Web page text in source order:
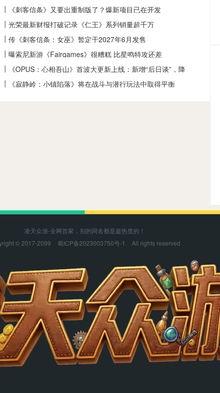
《刺客信条》又要出重制版了？爆新项目已在开发
光荣最新财报打破记录《仁王》系列销量超千万
传《刺客信条：女巫》暂定于2027年6月发售
曝索尼新游《Fairgames》很糟糕 比星鸣特攻还差
《OPUS：心相吾山》首波大更新上线：新增“后日谈”，降
《寂静岭：小镇陷落》将在战斗与潜行玩法中取得平衡
凌天众游-全网首家，别的同名都是趁热度的！
© 2017-2099
蜀ICP备2023003750号-1 All rights reserved